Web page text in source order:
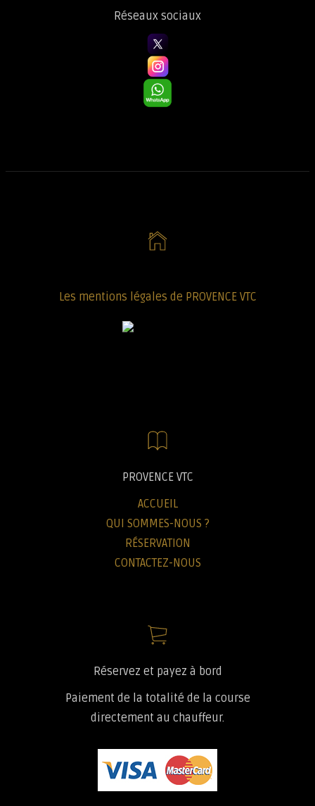
Réseaux sociaux
Les mentions légales de PROVENCE VTC
PROVENCE VTC
ACCUEIL
QUI SOMMES-NOUS ?
RÉSERVATION
CONTACTEZ-NOUS
Réservez et payez à bord
Paiement de la totalité de la course
directement au chauffeur.